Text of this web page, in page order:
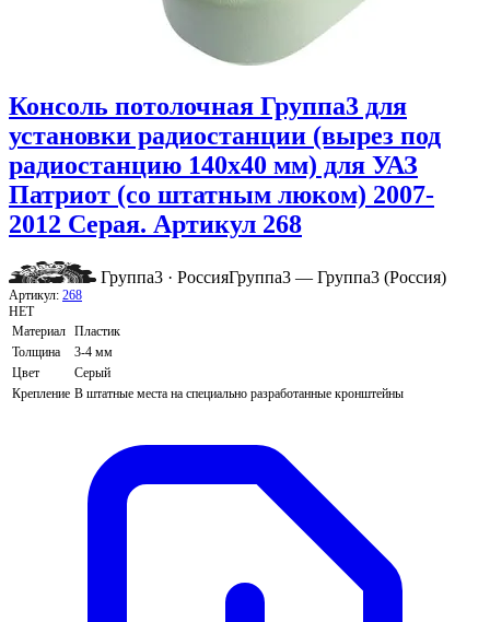
Консоль потолочная Группа3 для
установки радиостанции (вырез под
радиостанцию 140х40 мм) для УАЗ
Патриот (со штатным люком) 2007-
2012 Серая. Артикул 268
Группа3 · РоссияГруппа3 — Группа3 (Россия)
Артикул: 268
НЕТ
Материал Пластик
Толщина
3-4 мм
Цвет
Серый
Крепление В штатные места на специально разработанные кронштейны